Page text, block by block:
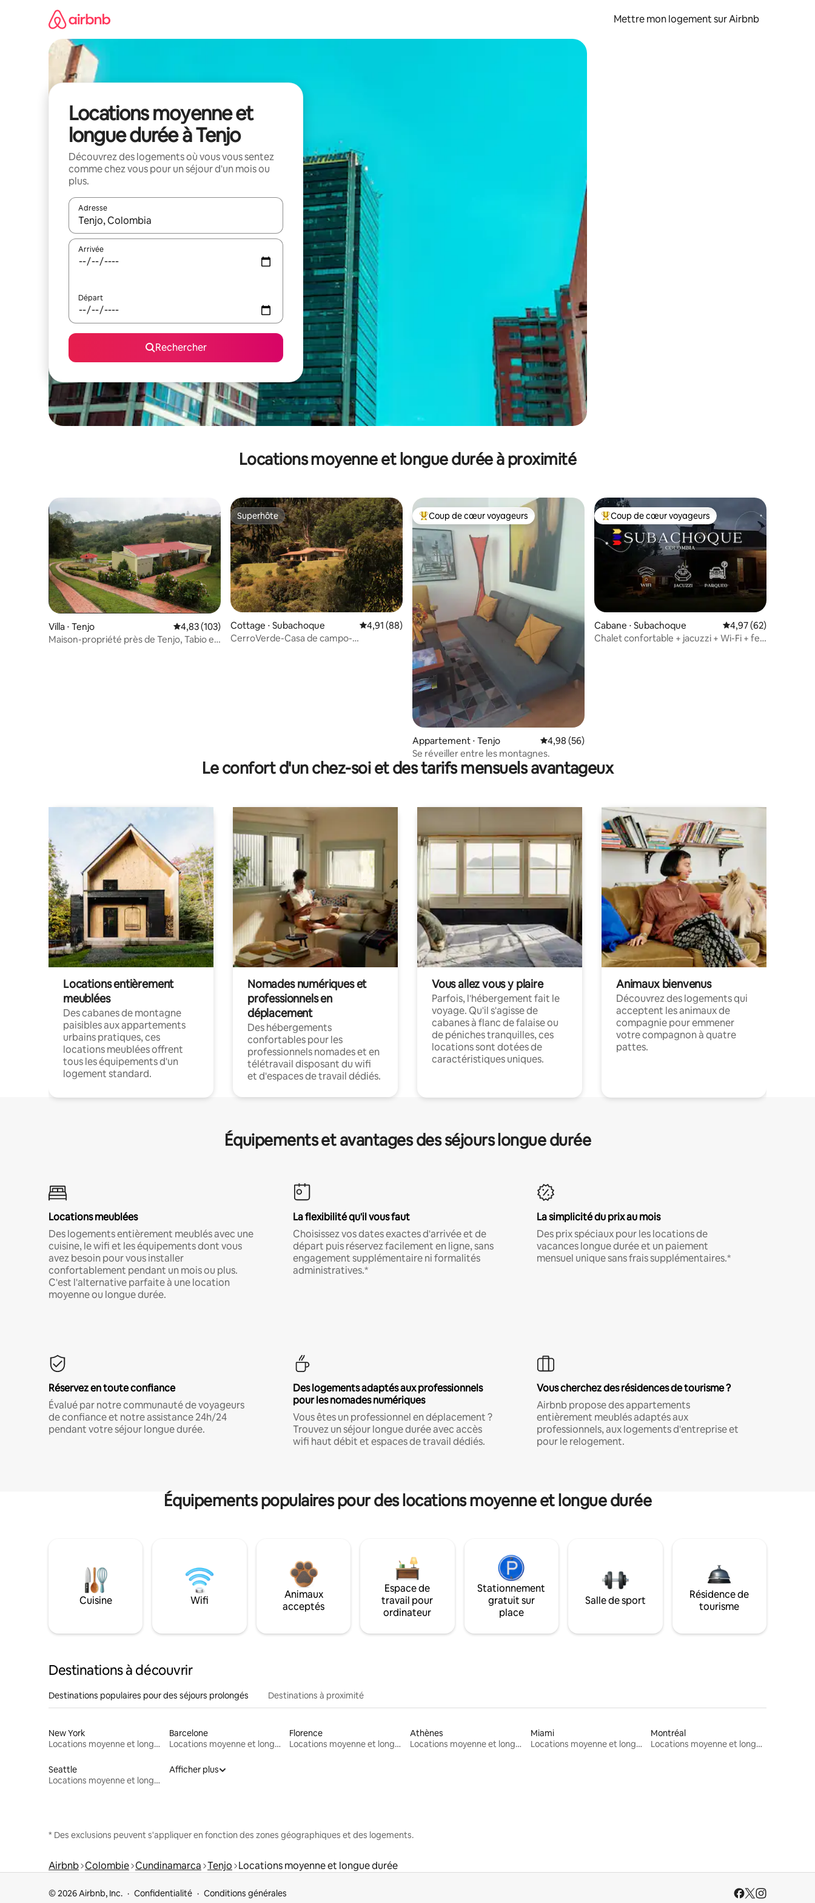
Mettre mon logement sur Airbnb
Locations moyenne et
longue durée à Tenjo
Découvrez des logements où vous vous sentez
comme chez vous pour un séjour d'un mois ou
plus.
Adresse
Lorsque les résultats s'affichent, utilisez les flèches vers le haut et vers le bas pour les parcourir ou en appuyant et en faisant glisser.
Arrivée
Départ
Rechercher
Locations moyenne et longue durée à proximité
Villa ⋅ Tenjo Évaluation moyenne sur la base de 103 commentaires : 4,83 sur 5
4,83 (103)
Maison-propriété près de Tenjo, Tabio et
Superhôte
Superhôte
Cottage ⋅ Subachoque Évaluation moyenne sur la base de 88 commentaires : 4,91 sur 5
4,91 (88)
CerroVerde-Casa de campo-
Coups de cœur voyageurs les plus appréciés
Coup de cœur voyageurs
Appartement ⋅ Tenjo Évaluation moyenne sur la base de 56 commentaires : 4,98 sur 5
4,98 (56)
Se réveiller entre les montagnes.
Coups de cœur voyageurs les plus appréciés
Coup de cœur voyageurs
Cabane ⋅ Subachoque Évaluation moyenne
4,97 (62)
Chalet confortable + jacuzzi + Wi-Fi + feu
Le confort d'un chez-soi et des tarifs mensuels avantageux
Locations entièrement
meublées
Des cabanes de montagne
paisibles aux appartements
urbains pratiques, ces
locations meublées offrent
tous les équipements d'un
logement standard.
Nomades numériques et
professionnels en
déplacement
Des hébergements
confortables pour les
professionnels nomades et en
télétravail disposant du wifi
et d'espaces de travail dédiés.
Vous allez vous y plaire
Parfois, l'hébergement fait le
voyage. Qu'il s'agisse de
cabanes à flanc de falaise ou
de péniches tranquilles, ces
locations sont dotées de
caractéristiques uniques.
Animaux bienvenus
Découvrez des logements qui
acceptent les animaux de
compagnie pour emmener
votre compagnon à quatre
pattes.
Équipements et avantages des séjours longue durée
Locations meublées
Des logements entièrement meublés avec une
cuisine, le wifi et les équipements dont vous
avez besoin pour vous installer
confortablement pendant un mois ou plus.
C'est l'alternative parfaite à une location
moyenne ou longue durée.
La flexibilité qu'il vous faut
Choisissez vos dates exactes d'arrivée et de
départ puis réservez facilement en ligne, sans
engagement supplémentaire ni formalités
administratives.*
La simplicité du prix au mois
Des prix spéciaux pour les locations de
vacances longue durée et un paiement
mensuel unique sans frais supplémentaires.*
Réservez en toute confiance
Évalué par notre communauté de voyageurs
de confiance et notre assistance 24h/24
pendant votre séjour longue durée.
Des logements adaptés aux professionnels
pour les nomades numériques
Vous êtes un professionnel en déplacement ?
Trouvez un séjour longue durée avec accès
wifi haut débit et espaces de travail dédiés.
Vous cherchez des résidences de tourisme ?
Airbnb propose des appartements
entièrement meublés adaptés aux
professionnels, aux logements d'entreprise et
pour le relogement.
Équipements populaires pour des locations moyenne et longue durée
Cuisine Wifi
Animaux
acceptés
Espace de
travail pour
ordinateur
Stationnement
gratuit sur
place
Salle de sport
Résidence de
tourisme
Destinations à découvrir
Destinations populaires pour des séjours prolongés Destinations à proximité
New York
Locations moyenne et longue durée
Barcelone
Locations moyenne et longue durée
Florence
Locations moyenne et longue durée
Athènes
Locations moyenne et longue durée
Miami
Locations moyenne et longue durée
Montréal
Locations moyenne et longue durée
Seattle
Locations moyenne et longue durée
Afficher plus
* Des exclusions peuvent s'appliquer en fonction des zones géographiques et des logements.
Airbnb Colombie Cundinamarca Tenjo Locations moyenne et longue durée
© 2026 Airbnb, Inc. Confidentialité Conditions générales